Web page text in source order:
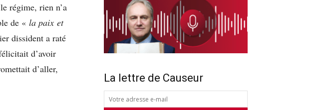
régime, rien n’a
de « la paix et
dissident a raté
d’avoir
d’aller,
La lettre de Causeur